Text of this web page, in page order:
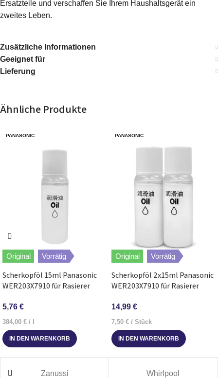
Ersatzteile und verschaffen Sie Ihrem Haushaltsgerät ein
zweites Leben.
Zusätzliche Informationen
Geeignet für
Lieferung
Ähnliche Produkte
PANASONIC
Original Vorrätig
Scherkopföl 15ml Panasonic
WER203X7910 für Rasierer
5,76 €
384,00 € /
IN DEN WARENKORB
PANASONIC
Original Vorrätig
Scherkopföl 2x15ml Panasonic
WER203X7910 für Rasierer
14,99 €
7,50 € / Stück
IN DEN WARENKORB
Zanussi Whirlpool